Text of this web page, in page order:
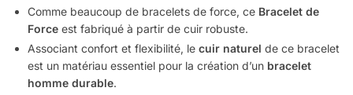
Comme beaucoup de bracelets de force, ce Bracelet de
Force est fabriqué à partir de cuir robuste.
Associant confort et flexibilité, le cuir naturel de ce bracelet
est un matériau essentiel pour la création d’un bracelet
homme durable.